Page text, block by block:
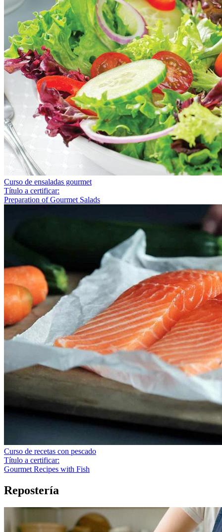
Curso de ensaladas gourmet
Título a certificar:
Preparation of Gourmet Salads
Curso de recetas con pescado
Título a certificar:
Gourmet Recipes with Fish
Repostería